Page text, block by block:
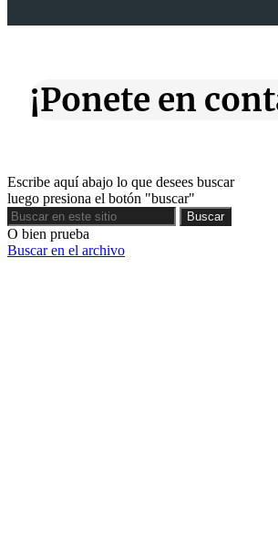
¡Ponete en
Escribe aquí abajo lo que desees buscar
luego presiona el botón "buscar"
Buscar
Buscar
O bien prueba
Buscar en el archivo